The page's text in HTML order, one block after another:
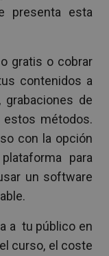
presenta esta
gratis o cobrar
contenidos a
de
estos métodos.
con la opción
para
un software
a tu público en
curso, el coste